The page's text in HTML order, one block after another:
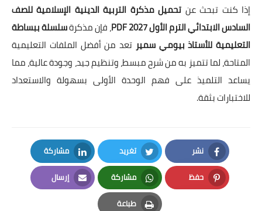
إذا كنت تبحث عن تحميل مذكرة التربية الدينية الإسلامية للصف
السادس الابتدائي الترم الأول 2027 PDF
، فإن مذكرةسلسلة ببساطة
التعليمية للأستاذ بيومي سمير تعد من أفضل الملفات التعليمية
المتاحة، لما تتميز به من شرح مبسط، وتنظيم جيد، وجودة عالية، مما
يساعد التلميذ على فهم الوحدة الأولى بسهولة والاستعداد
للاختبارات بثقة.
نشر
Facebook
تغريد
Twitter
مشاركة
LinkedIn
حفظ
Pinterest
مشاركة
Whatsapp
إرسال
Email
طباعة